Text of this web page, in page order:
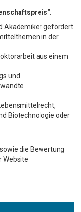
.
Akademiker gefördert
in der
aus einem
und
Biotechnologie oder
die Bewertung
Website